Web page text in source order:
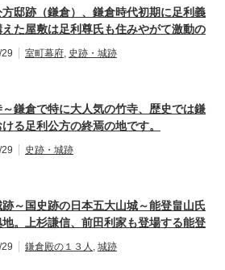
方邸跡（鎌倉）、鎌倉時代初期に足利義
た屋敷は足利尊氏も住みやがて激動の
代を迎えます。
室町幕府, 史跡・城跡
鎌倉で特に大人気の竹寺、歴史では鎌
る足利公方の終焉の地です。
史跡・城跡
～国史跡の日本五大山城～能登畠山氏
。上杉謙信、前田利家も登場する能登
攻防の城。
鎌倉殿の１３人 , 城跡